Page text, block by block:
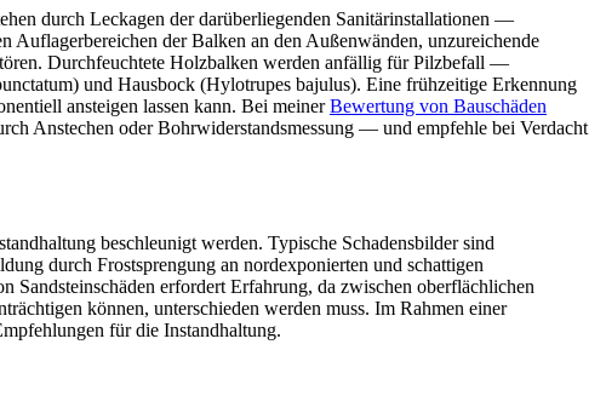
durch Leckagen der darüberliegenden Sanitärinstallationen —
Auflagerbereichen der Balken an den Außenwänden, unzureichende
Durchfeuchtete Holzbalken werden anfällig für Pilzbefall —
und Hausbock (Hylotrupes bajulus). Eine frühzeitige Erkennung
ansteigen lassen kann. Bei meinerBewertung von Bauschäden
Anstechen oder Bohrwiderstandsmessung — und empfehle bei Verdacht
beschleunigt werden. Typische Schadensbilder sind
durch Frostsprengung an nordexponierten und schattigen
Sandsteinschäden erfordert Erfahrung, da zwischen oberflächlichen
können, unterschieden werden muss. Im Rahmen einer
für die Instandhaltung.